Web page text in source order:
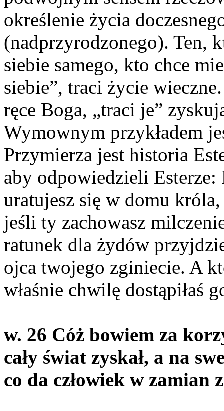
określenie życia
(nadprzyrodzonego). Ten,
siebie samego, kto chce
siebie”, traci życie
ręce Boga, „traci je”
Wymownym przykładem
Przymierza jest historia
aby odpowiedzieli
uratujesz się w domu
jeśli ty zachowasz
ratunek dla żydów
ojca twojego zginiecie. A
właśnie chwilę dostąpiłaś
w. 26 Cóż bowiem za
cały świat zyskał, a na
co da człowiek w zamian